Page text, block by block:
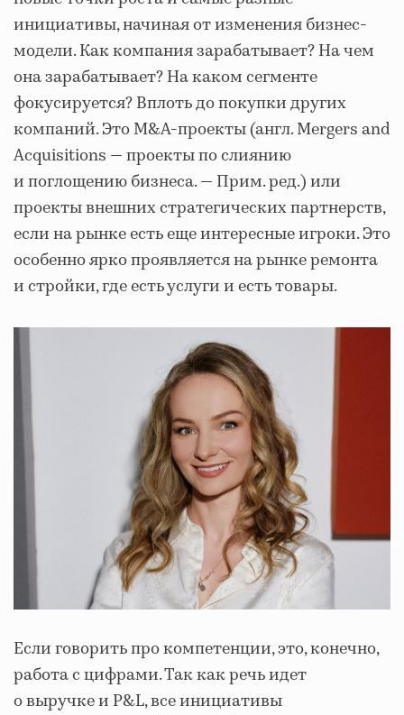
инициативы, начиная от изменения бизнес-
модели. Как компания зарабатывает? На чем
она зарабатывает? На каком сегменте
фокусируется? Вплоть до покупки других
компаний. Это M&A-проекты (англ. Mergers and
Acquisitions — проекты по слиянию
и поглощению бизнеса. — Прим. ред.) или
проекты внешних стратегических партнерств,
если на рынке есть еще интересные игроки. Это
особенно ярко проявляется на рынке ремонта
и стройки, где есть услуги и есть товары.
Если говорить про компетенции, это, конечно,
работа с цифрами. Так как речь идет
о выручке и P&L, все инициативы